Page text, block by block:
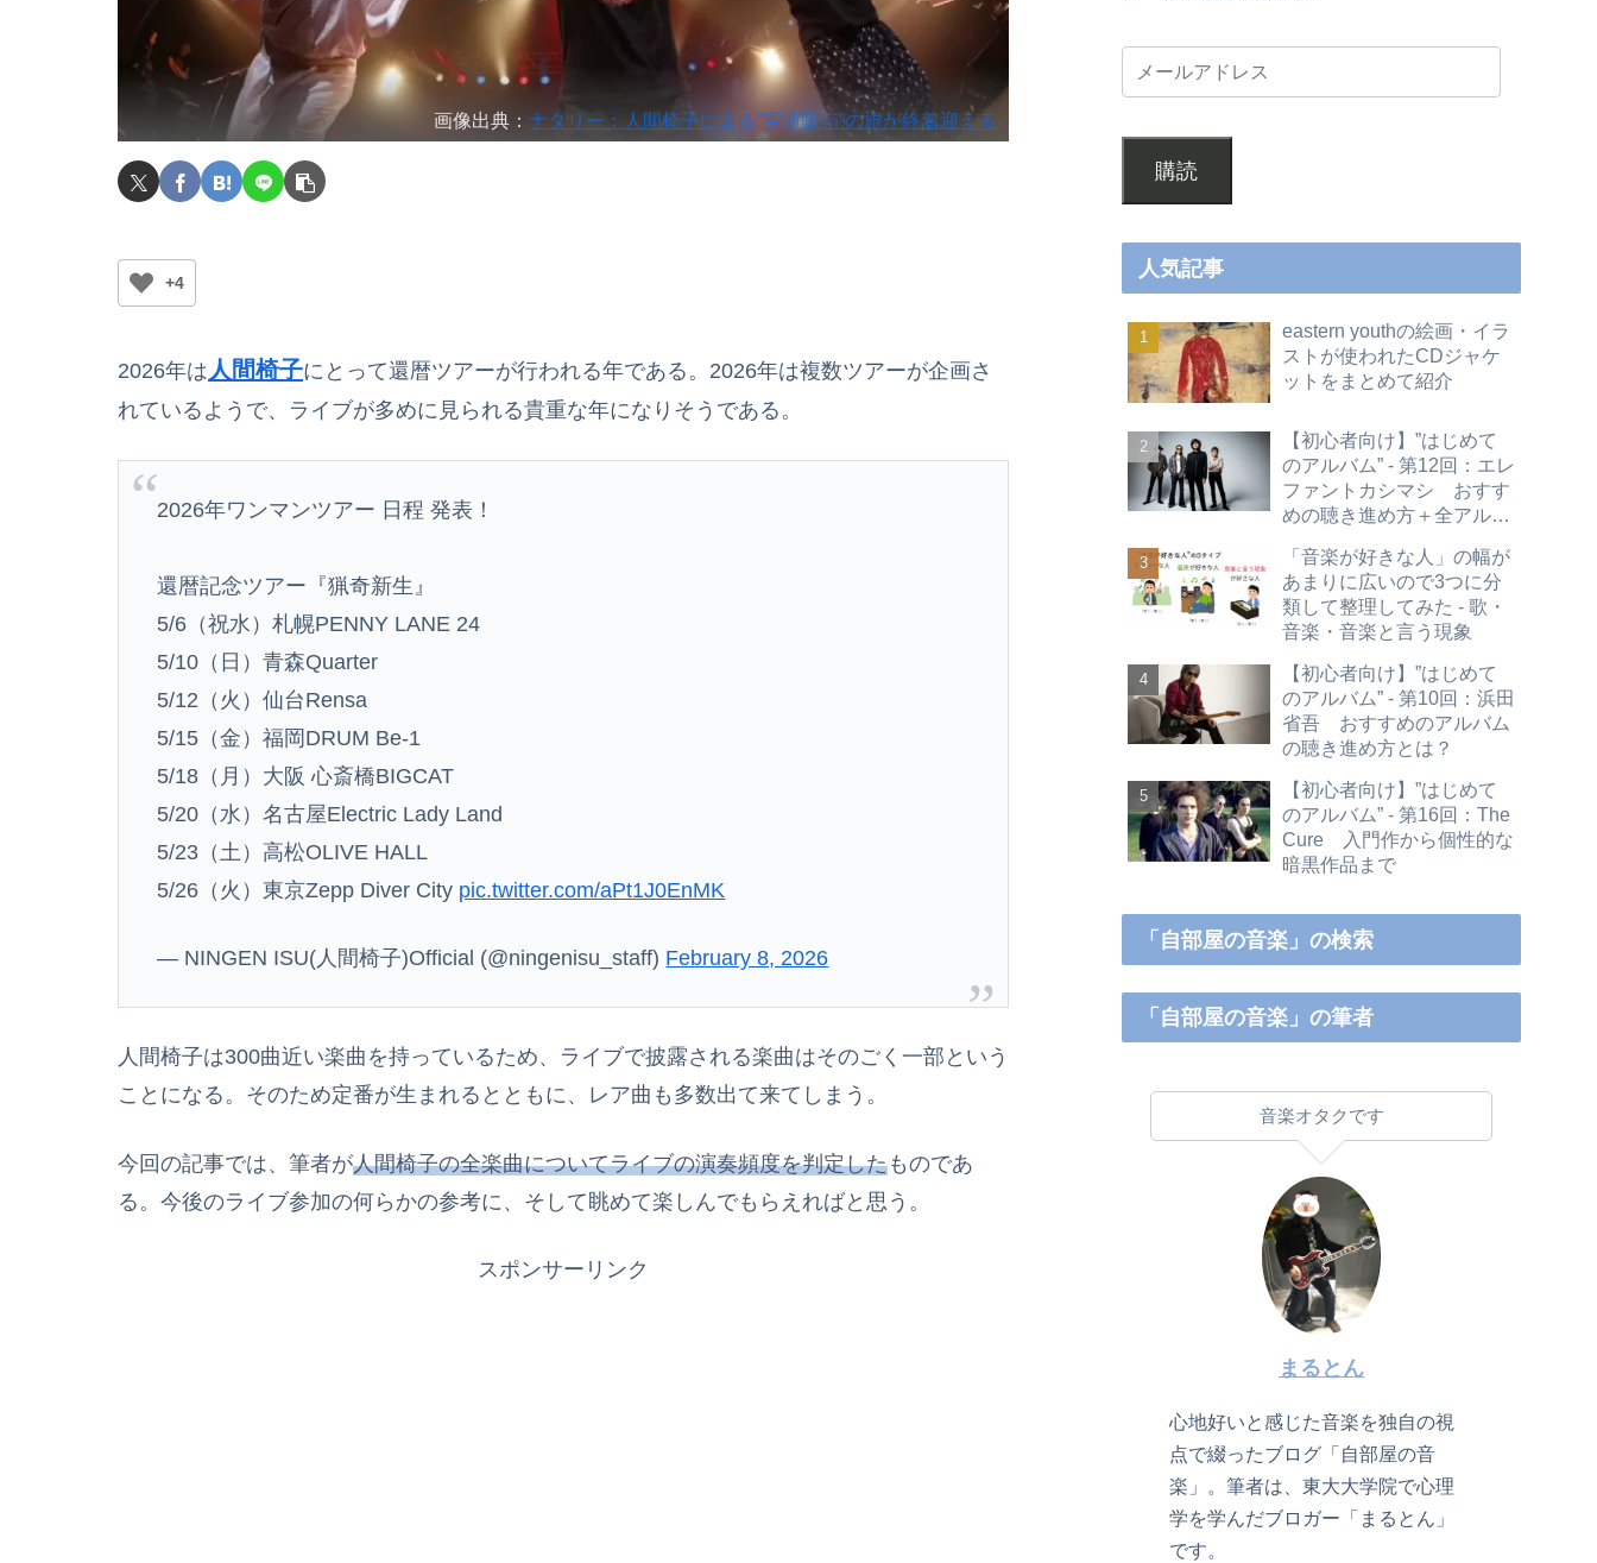
画像出典：ナタリー：人間椅子による“実演販売”の旅が終着迎える
+4
2026年は 人間椅子にとって還暦ツアーが行われる年である。2026年は複数ツアーが企画さ
れているようで、ライブが多めに見られる貴重な年になりそうである。
2026年ワンマンツアー 日程 発表！
還暦記念ツアー『猟奇新生』
5/6（祝水）札幌PENNY LANE 24
5/10（日）青森Quarter
5/12（火）仙台Rensa
5/15（金）福岡DRUM Be-1
5/18（月）大阪 心斎橋BIGCAT
5/20（水）名古屋Electric Lady Land
5/23（土）高松OLIVE HALL
5/26（火）東京Zepp Diver City pic.twitter.com/aPt1J0EnMK
— NINGEN ISU(人間椅子)Official (@ningenisu_staff) February 8, 2026
人間椅子は300曲近い楽曲を持っているため、ライブで披露される楽曲はそのごく一部という
ことになる。そのため定番が生まれるとともに、レア曲も多数出て来てしまう。
今回の記事では、筆者が人間椅子の全楽曲についてライブの演奏頻度を判定したものであ
る。今後のライブ参加の何らかの参考に、そして眺めて楽しんでもらえればと思う。
スポンサーリンク
購読
人気記事
eastern youthの絵画・イラ
ストが使われたCDジャケ
ットをまとめて紹介
【初心者向け】”はじめて
のアルバム” - 第12回：エレ
ファントカシマシ おすす
めの聴き進め方＋全アルバ
「音楽が好きな人」の幅が
あまりに広いので3つに分
類して整理してみた - 歌・
音楽・音楽と言う現象
【初心者向け】”はじめて
のアルバム” - 第10回：浜田
省吾 おすすめのアルバム
の聴き進め方とは？
【初心者向け】”はじめて
のアルバム” - 第16回：The
Cure 入門作から個性的な
暗黒作品まで
「自部屋の音楽」の検索
「自部屋の音楽」の筆者
音楽オタクです
まるとん
心地好いと感じた音楽を独自の視
点で綴ったブログ「自部屋の音
楽」。筆者は、東大大学院で心理
学を学んだブロガー「まるとん」
です。